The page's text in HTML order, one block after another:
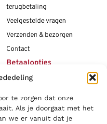
te zorgen dat onze
Als je doorgaat met het
we er vanuit dat je
terugbetaling
Veelgestelde vragen
Verzenden & bezorgen
Contact
Betaalopties
Social media